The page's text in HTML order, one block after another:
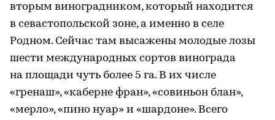
вторым виноградником, который находится
в севастопольской зоне, а именно в селе
Родном. Сейчас там высажены молодые лозы
шести международных сортов винограда
на площади чуть более 5 га. В их числе
«гренаш», «каберне фран», «совиньон блан»,
«мерло», «пино нуар» и «шардоне». Всего